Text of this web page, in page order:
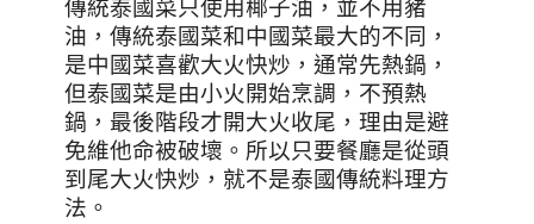
傳統泰國菜只使用椰子油，並不用豬
油，傳統泰國菜和中國菜最大的不同，
是中國菜喜歡大火快炒，通常先熱鍋，
但泰國菜是由小火開始烹調，不預熱
鍋，最後階段才開大火收尾，理由是避
免維他命被破壞。所以只要餐廳是從頭
到尾大火快炒，就不是泰國傳統料理方
法。